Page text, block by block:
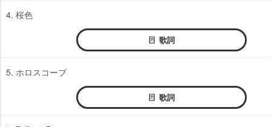
4. 桜色
歌詞
5. ホロスコープ
歌詞